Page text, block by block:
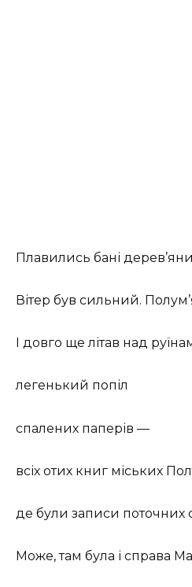
Плавились бані
Вітер був сильний.
І довго ще літав над
легенький попіл
спалених паперів —
всіх отих книг міських
де були записи поточних
Може, там була і справа